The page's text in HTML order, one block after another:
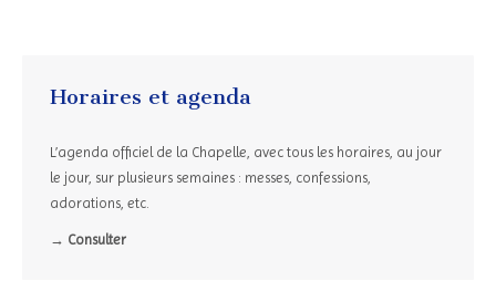
Horaires et agenda
L’agenda officiel de la Chapelle, avec tous les horaires, au jour
le jour, sur plusieurs semaines : messes, confessions,
adorations, etc.
→ Consulter